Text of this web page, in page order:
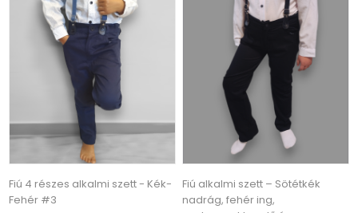
Fiú 4 részes alkalmi szett - Kék-
Fehér #3
Fiú alkalmi szett – Sötétkék
nadrág, fehér ing,